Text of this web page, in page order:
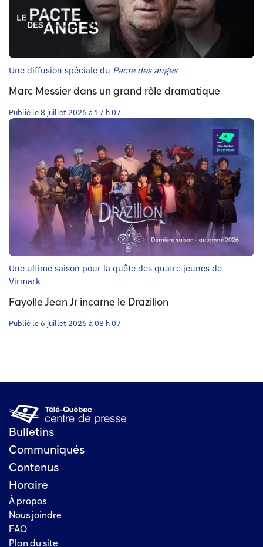
Une diffusion spéciale du Pacte des anges
Marc Messier dans un grand rôle dramatique
Publié le 8 juillet 2026 à 17 h 07
Une ultime saison pour la quête des quatre jeunes de
Virmark
Fayolle Jean Jr incarne le Drazilion
Publié le 6 juillet 2026 à 08 h 07
Bulletins
Communiqués
Contenus
Horaire
À propos
Nous joindre
FAQ
Plan du site